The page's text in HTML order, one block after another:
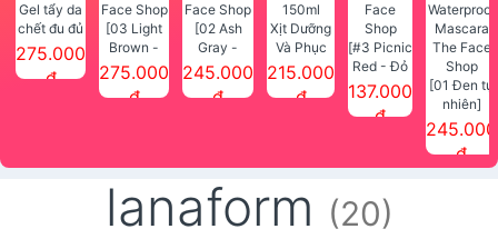
Gel tẩy da
chết đu đủ
SMART
PEELING
275.000
đ
[03 Light
Brown -
Nâu Sáng]
Phấn che
275.000
đ
[02 Ash
Gray -
Khói] Bột
kẻ chân
Face Shop
245.000
đ
Xịt Dưỡng
Và Phục
Hồi Tóc
Essential
215.000
đ
[#3 Picnic
Red - Đỏ
cam] Son
Face
Shop
137.000
đ
[01 Đen tự
nhiên]
Mascara
che phủ
245.000
đ
lanaform (20)